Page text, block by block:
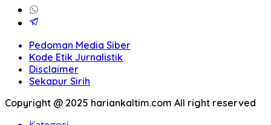
Pedoman Media Siber
Kode Etik Jurnalistik
Disclaimer
Sekapur Sirih
Copyright @ 2025 hariankaltim.com All right reserved